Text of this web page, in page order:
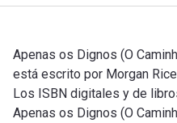
Apenas os Dignos (O
está escrito por Morgan
Los ISBN digitales y de
Apenas os Dignos (O